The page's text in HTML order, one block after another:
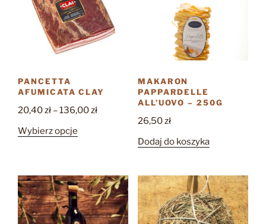
na
stronie
produktu
PANCETTA
AFUMICATA CLAY
20,40zł –136,00złZakres
136,00 zł
Wybierz opcje
wiele
wariantów.
Opcje
można
MAKARON
PAPPARDELLE
ALL’UOVO – 250G
26,50zł
Dodaj do koszyka